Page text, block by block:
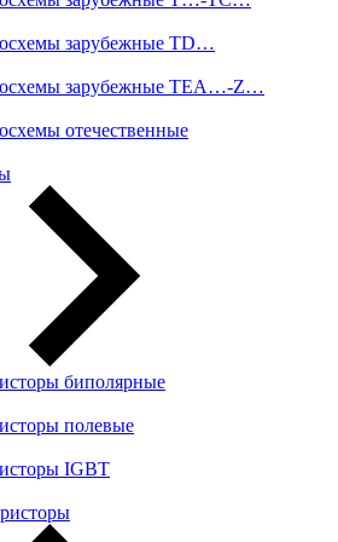
зарубежные TD…
зарубежные TEA…-Z…
отечественные
биполярные
полевые
IGBT